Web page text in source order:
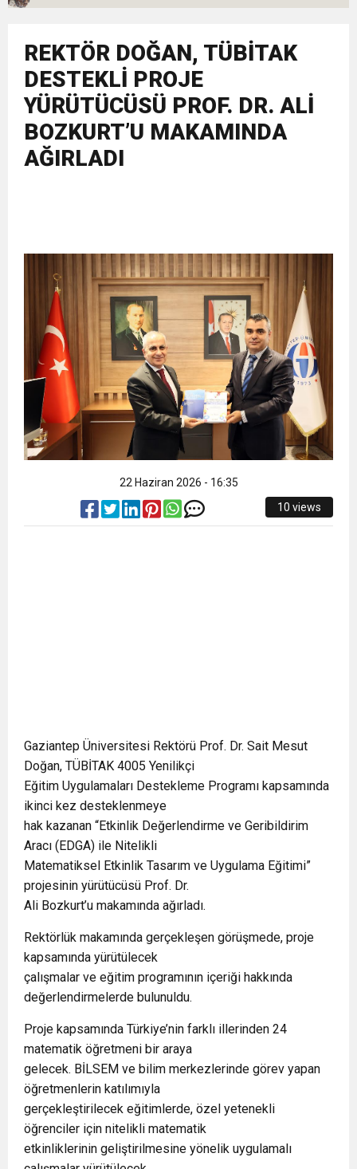
10:45 Terör Örgütüne MİT’ten Darbe!
REKTÖR DOĞAN, TÜBİTAK
DESTEKLİ PROJE
YÜRÜTÜCÜSÜ PROF. DR. ALİ
BOZKURT’U MAKAMINDA
AĞIRLADI
22 Haziran 2026 - 16:35
10 views
Gaziantep Üniversitesi Rektörü Prof. Dr. Sait Mesut
Doğan, TÜBİTAK 4005 Yenilikçi
Eğitim Uygulamaları Destekleme Programı kapsamında
ikinci kez desteklenmeye
hak kazanan “Etkinlik Değerlendirme ve Geribildirim
Aracı (EDGA) ile Nitelikli
Matematiksel Etkinlik Tasarım ve Uygulama Eğitimi”
projesinin yürütücüsü Prof. Dr.
Ali Bozkurt’u makamında ağırladı.
Rektörlük makamında gerçekleşen görüşmede, proje
kapsamında yürütülecek
çalışmalar ve eğitim programının içeriği hakkında
değerlendirmelerde bulunuldu.
Proje kapsamında Türkiye’nin farklı illerinden 24
matematik öğretmeni bir araya
gelecek. BİLSEM ve bilim merkezlerinde görev yapan
öğretmenlerin katılımıyla
gerçekleştirilecek eğitimlerde, özel yetenekli
öğrenciler için nitelikli matematik
etkinliklerinin geliştirilmesine yönelik uygulamalı